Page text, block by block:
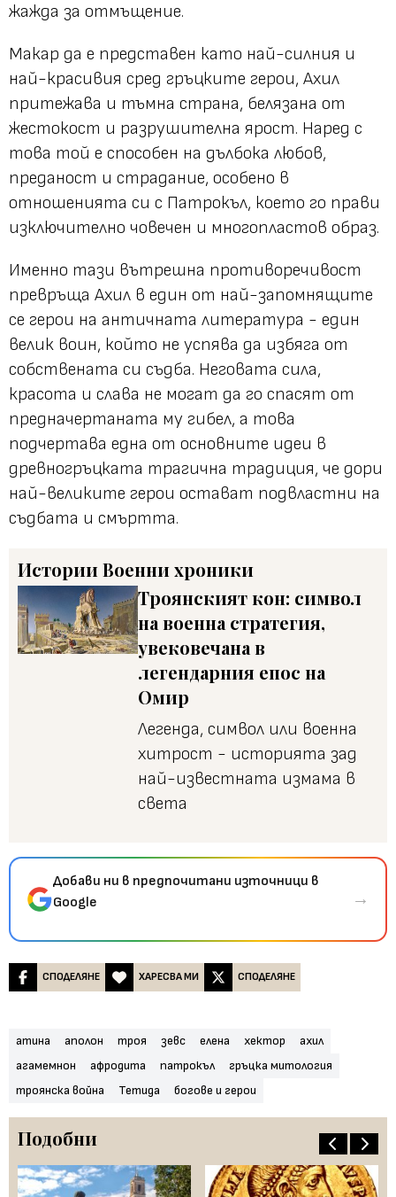
жажда за отмъщение.
Макар да е представен като най-силния и
най-красивия сред гръцките герои, Ахил
притежава и тъмна страна, белязана от
жестокост и разрушителна ярост. Наред с
това той е способен на дълбока любов,
преданост и страдание, особено в
отношенията си с Патрокъл, което го прави
изключително човечен и многопластов образ.
Именно тази вътрешна противоречивост
превръща Ахил в един от най-запомнящите
се герои на античната литература - един
велик воин, който не успява да избяга от
собствената си съдба. Неговата сила,
красота и слава не могат да го спасят от
предначертаната му гибел, а това
подчертава една от основните идеи в
древногръцката трагична традиция, че дори
най-великите герои остават подвластни на
съдбата и смъртта.
ИсторииВоенни хроники
Троянският кон: символ
на военна стратегия,
увековечана в
легендарния епос на
Омир
Легенда, символ или военна
хитрост - историята зад
най-известната измама в
света
Добави ни в предпочитани източници в
Google
→
СПОДЕЛЯНЕ ХАРЕСВА МИ СПОДЕЛЯНЕ
атина аполон троя зевс елена хектор
ахил
агамемнон
афродита патрокъл
гръцка митология
троянска война
Тетида богове и герои
Подобни